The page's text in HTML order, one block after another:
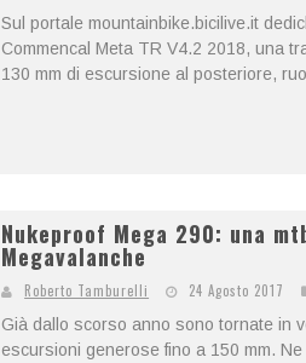
Sul portale mountainbike.bicilive.it
Commencal Meta TR V4.2 2018, una
130 mm di escursione al posteriore,
Nukeproof Mega 290: una
Megavalanche
Roberto Tamburelli 24 Agosto 2017
Già dallo scorso anno sono tornate in
escursioni generose fino a 150 mm.